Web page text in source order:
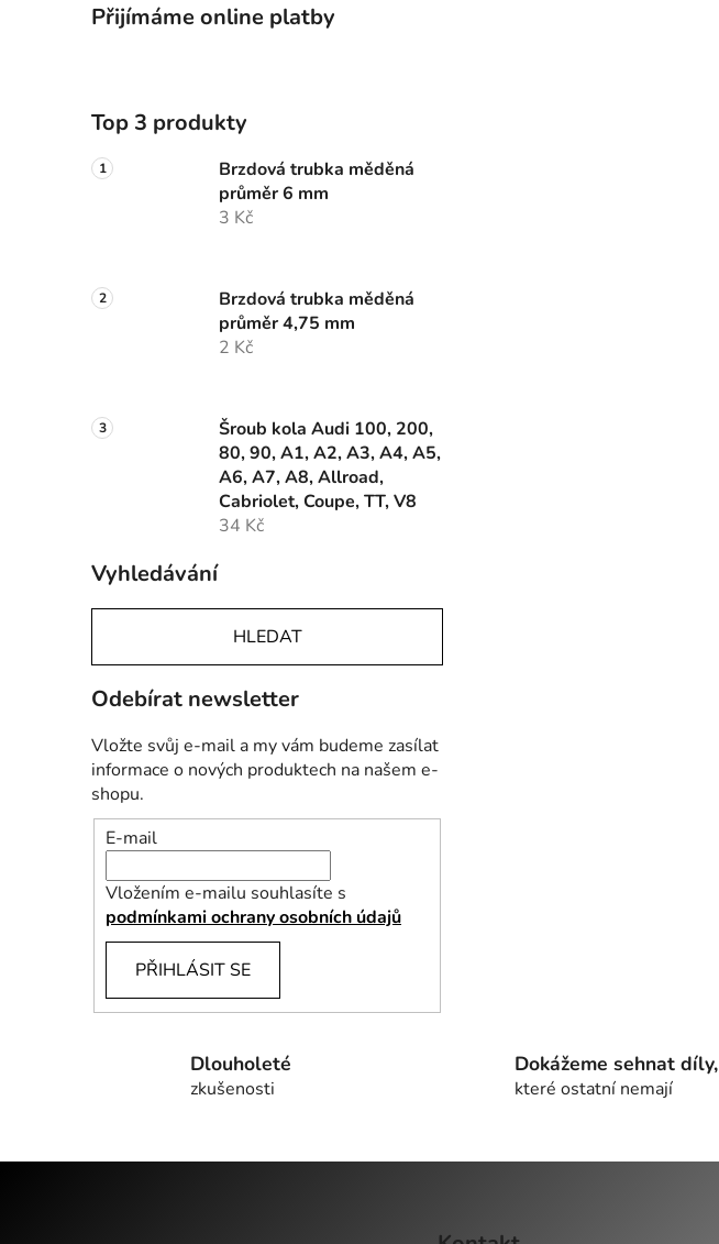
Přijímáme online platby
Top 3 produkty
Brzdová trubka měděná
průměr 6 mm
3 Kč
Brzdová trubka měděná
průměr 4,75 mm
2 Kč
Šroub kola Audi 100, 200,
80, 90, A1, A2, A3, A4, A5,
A6, A7, A8, Allroad,
Cabriolet, Coupe, TT, V8
34 Kč
Vyhledávání
HLEDAT
Odebírat newsletter
Vložte svůj e-mail a my vám budeme zasílat
informace o nových produktech na našem e-
shopu.
E-mail
Vložením e-mailu souhlasíte s
podmínkami ochrany osobních údajů
PŘIHLÁSIT SE
Dlouholeté
zkušenosti
Dokážeme sehnat díly,
které ostatní nemají